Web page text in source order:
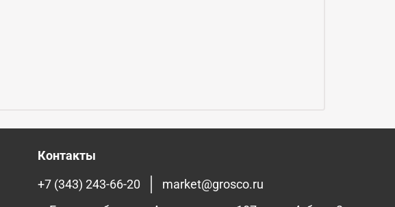
Контакты
+7 (343) 243-66-20
market@grosco.ru